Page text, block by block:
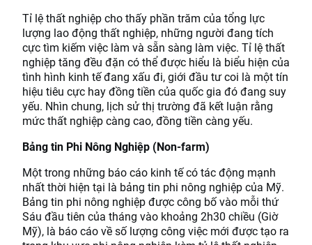
Tỉ lệ thất nghiệp cho thấy phần trăm của tổng lực
lượng lao động thất nghiệp, những người đang tích
cực tìm kiếm việc làm và sẵn sàng làm việc. Tỉ lệ thất
nghiệp tăng đều đặn có thể được hiểu là biểu hiện của
tình hình kinh tế đang xấu đi, giới đầu tư coi là một tín
hiệu tiêu cực hay đồng tiền của quốc gia đó đang suy
yếu. Nhìn chung, lịch sử thị trường đã kết luận rằng
mức thất nghiệp càng cao, đồng tiền càng yếu.
Bảng tin Phi Nông Nghiệp (Non-farm)
Một trong những báo cáo kinh tế có tác động mạnh
nhất thời hiện tại là bảng tin phi nông nghiệp của Mỹ.
Bảng tin phi nông nghiệp được công bố vào mỗi thứ
Sáu đầu tiên của tháng vào khoảng 2h30 chiều (Giờ
Mỹ), là báo cáo về số lượng công việc mới được tạo ra